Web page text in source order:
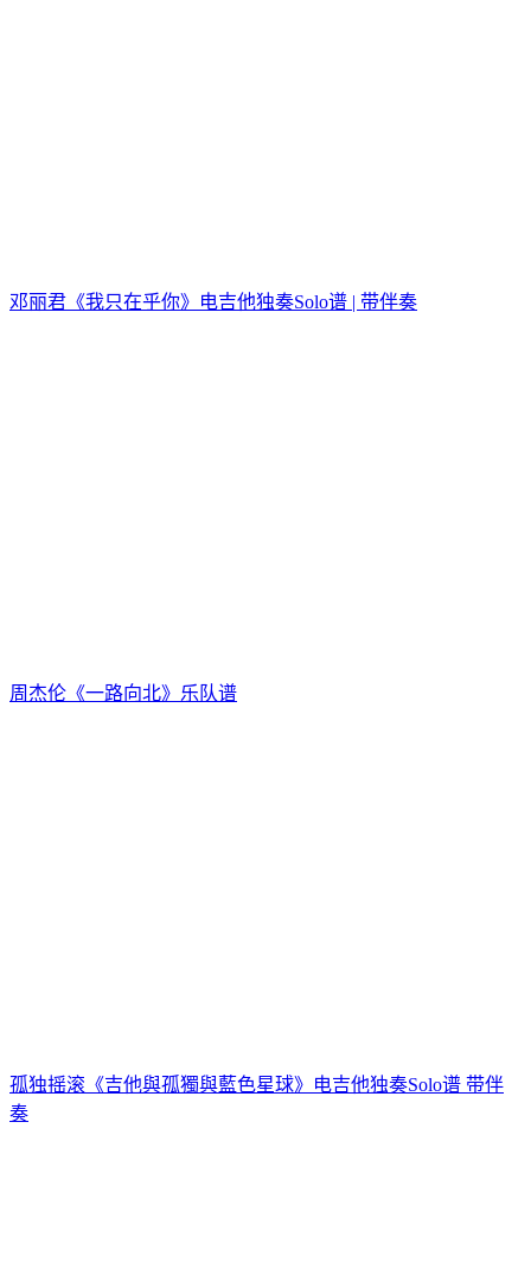
邓丽君《我只在乎你》电吉他独奏Solo谱 | 带伴奏
周杰伦《一路向北》乐队谱
孤独摇滚《吉他與孤獨與藍色星球》电吉他独奏Solo谱 带伴
奏